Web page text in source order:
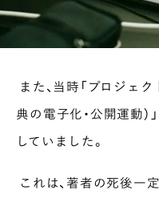
また、当時「プロジェ
典の電子化・公開運動
していました。
これは、著者の死後一